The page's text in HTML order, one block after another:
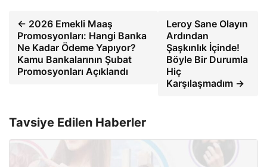
← 2026 Emekli Maaş
Promosyonları: Hangi Banka
Ne Kadar Ödeme Yapıyor?
Kamu Bankalarının Şubat
Promosyonları Açıklandı
Leroy Sane Olayın
Ardından
Şaşkınlık İçinde!
Böyle Bir Durumla
Hiç
Karşılaşmadım →
Tavsiye Edilen Haberler